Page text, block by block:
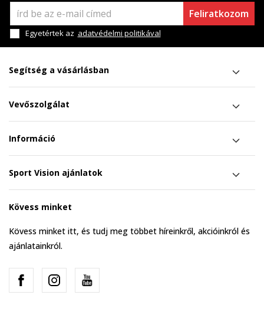
Feliratkozom
Egyetértek az adatvédelmi politikával
Segítség a vásárlásban
Vevőszolgálat
Információ
Sport Vision ajánlatok
Kövess minket
Kövess minket itt, és tudj meg többet híreinkről, akcióinkról és
ajánlatainkról.